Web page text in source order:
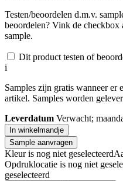
Testen/beoordelen d.m.v.
beoordelen? Vink de checkbox
sample.
Dit product testen of
i
Samples zijn gratis wanneer er
artikel. Samples worden
Leverdatum Verwacht;
In winkelmandje
Sample aanvragen
Kleur is nog niet geselecteerd
Opdruklocatie is nog niet
geselecteerd